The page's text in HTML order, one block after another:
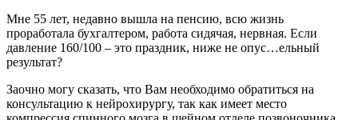
Мне 55 лет, недавно вышла на пенсию, всю жизнь
проработала бухгалтером, работа сидячая, нервная. Если
давление 160/100 – это праздник, ниже не опус…ельный
результат?
Заочно могу сказать, что Вам необходимо обратиться на
консультацию к нейрохирургу, так как имеет место